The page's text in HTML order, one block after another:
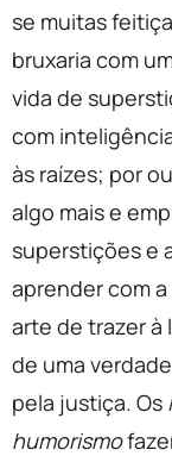
se muitas
bruxaria com
vida de
com
às raízes; por
algo mais e
superstições e
aprender com
arte de trazer à
de uma
pela justiça. Os
humorismo